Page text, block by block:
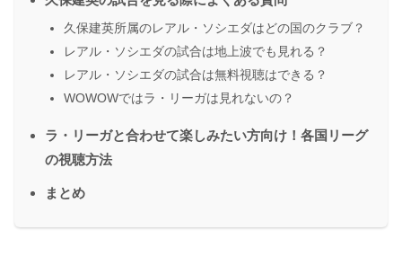
久保建英所属のレアル・ソシエダはどの国のクラブ？
レアル・ソシエダの試合は地上波でも見れる？
レアル・ソシエダの試合は無料視聴はできる？
WOWOWではラ・リーガは見れないの？
ラ・リーガと合わせて楽しみたい方向け！各国リーグ
の視聴方法
まとめ